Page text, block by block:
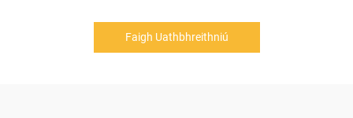
Faigh Uathbhreithniú